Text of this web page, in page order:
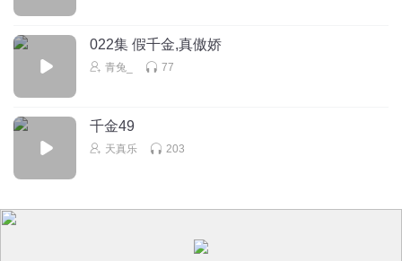
022集 假千金,真傲娇
青兔_ 77
千金49
天真乐 203